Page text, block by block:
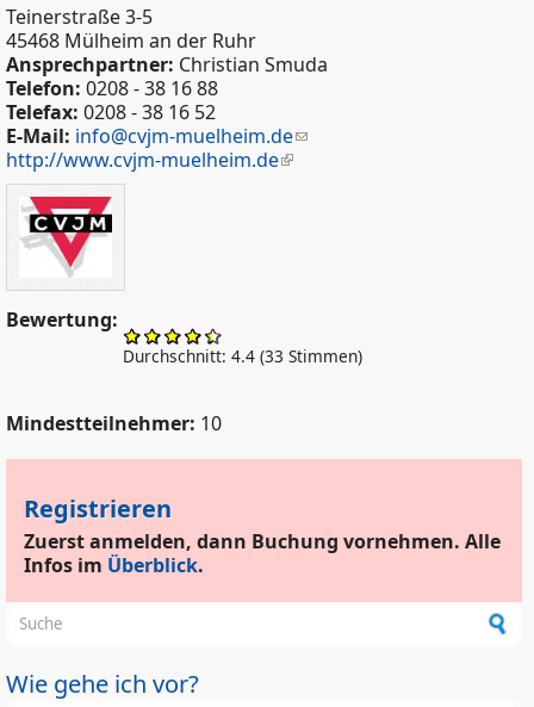
Teinerstraße 3-5
45468 Mülheim an der Ruhr
Ansprechpartner: Christian Smuda
Telefon: 0208 - 38 16 88
Telefax: 0208 - 38 16 52
E-Mail: info@cvjm-muelheim.de
http://www.cvjm-muelheim.de
Bewertung:
Durchschnitt: 4.4 (33 Stimmen)
Mindestteilnehmer: 10
Registrieren
Zuerst anmelden, dann Buchung vornehmen. Alle
Infos im Überblick.
Suchformular
Wie gehe ich vor?